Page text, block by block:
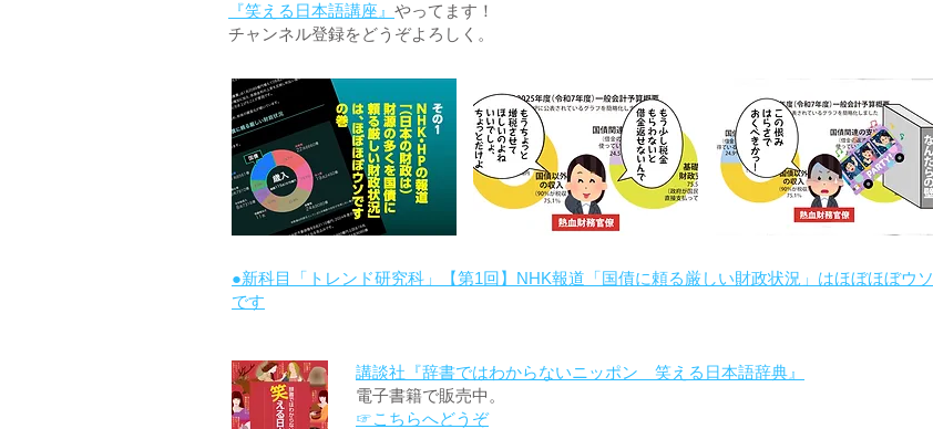
『笑える日本語講座』 やってます！
チャンネル登録をどうぞよろしく。
●新科目「トレンド研究科」【第1回】NHK報道「国債に頼る厳しい財政状況」はほぼほぼウソ
です
講談社『辞書ではわからないニッポン 笑える日本語辞典』
電子書籍で販売中。
☞こちらへどうぞ